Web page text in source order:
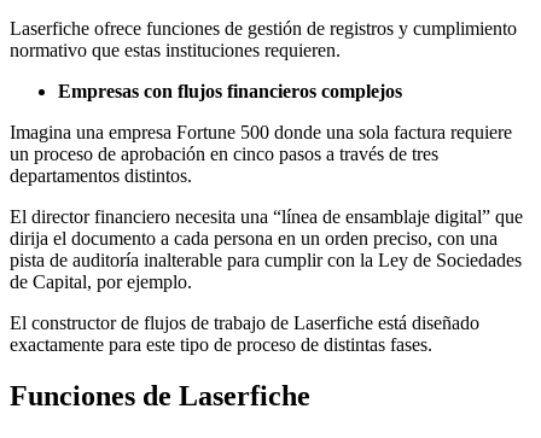
Laserfiche ofrece funciones de gestión de registros y cumplimiento
normativo que estas instituciones requieren.
Empresas con flujos financieros complejos
Imagina una empresa Fortune 500 donde una sola factura requiere
un proceso de aprobación en cinco pasos a través de tres
departamentos distintos.
El director financiero necesita una “línea de ensamblaje digital” que
dirija el documento a cada persona en un orden preciso, con una
pista de auditoría inalterable para cumplir con la Ley de Sociedades
de Capital, por ejemplo.
El constructor de flujos de trabajo de Laserfiche está diseñado
exactamente para este tipo de proceso de distintas fases.
Funciones de Laserfiche